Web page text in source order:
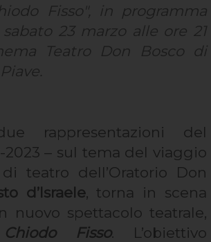
Fisso", in programma
23 marzo alle ore 21
Teatro Don Bosco di
rappresentazioni del
2023 – sul tema del viaggio
teatro dell’Oratorio Don
d’Israele, torna in scena
nuovo spettacolo teatrale,
Chiodo Fisso. L’obiettivo